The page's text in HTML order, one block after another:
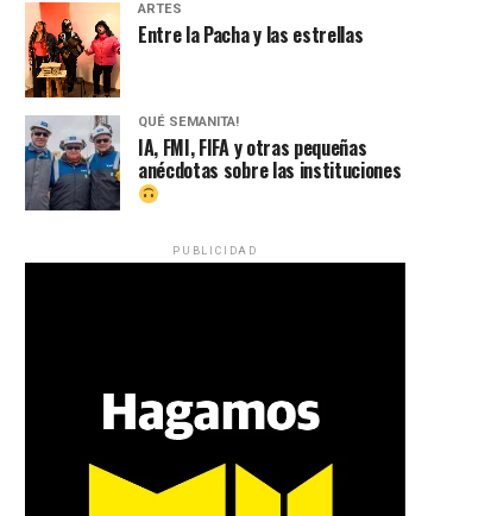
ARTES
Entre la Pacha y las estrellas
QUÉ SEMANITA!
IA, FMI, FIFA y otras pequeñas
anécdotas sobre las instituciones
PUBLICIDAD